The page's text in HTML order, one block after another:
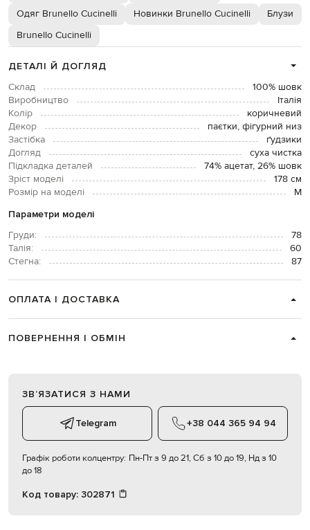
Одяг Brunello Cucinelli
Новинки Brunello Cucinelli
Блузи
Brunello Cucinelli
ДЕТАЛІ Й ДОГЛЯД
Склад
100% шовк
Виробництво
Італія
Колір
коричневий
Декор
паєтки, фігурний низ
Застібка
ґудзики
Догляд
суха чистка
Підкладка деталей
74% ацетат, 26% шовк
Зріст моделі
178 см
Розмір на моделі
М
Параметри моделі
Груди:
78
Талія:
60
Стегна:
87
ОПЛАТА І ДОСТАВКА
ПОВЕРНЕННЯ І ОБМІН
ЗВʼЯЗАТИСЯ З НАМИ
Telegram +38 044 365 94 94
Графік роботи колцентру: Пн-Пт з 9 до 21, Сб з 10 до 19, Нд з 10
до 18
Код товару: 302871